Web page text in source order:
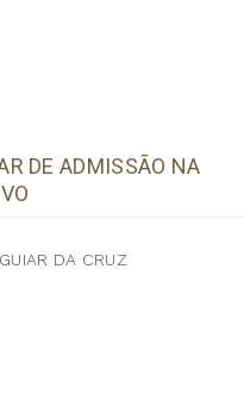
DE ADMISSÃO NA
DA CRUZ